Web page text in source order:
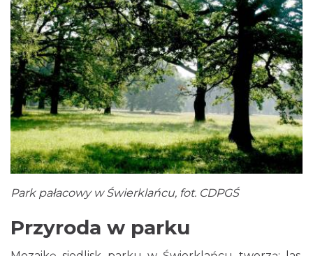
Park pałacowy w Świerklańcu, fot. CDPGŚ
Przyroda w parku